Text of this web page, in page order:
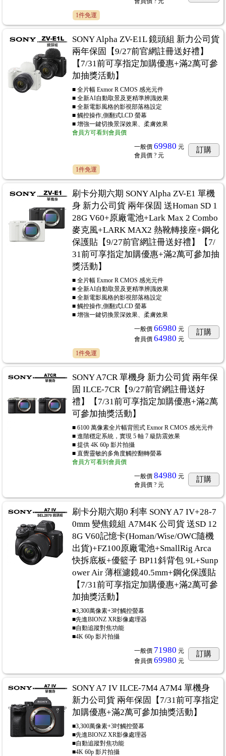
1件免運
SONY Alpha ZV-E1L 鏡頭組 新力公司貨
兩年保固【9/27前官網註冊送好禮】
【7/31前可享指定加購優惠+滿2萬可參
加抽獎活動】
■ 全片幅 Exmor R CMOS 感光元件
■ 全新AI自動取景及更精準辨識效果
■ 全新電影風格的影視部落格設定
■ 觸控操作,側翻式LCD 螢幕
■ 增強一鍵切換景深效果、柔膚效果
會員方可看到會員價
一般價 69980 元
會員價 ? 元
訂購
1件免運
刷卡分期六期 SONY Alpha ZV-E1 單機
身 新力公司貨 兩年保固 送Homan SD 1
28G V60+原廠電池+Lark Max 2 Combo
麥克風+LARK MAX2 熱靴轉接座+鋼化
保護貼【9/27前官網註冊送好禮】【7/
31前可享指定加購優惠+滿2萬可參加抽
獎活動】
■ 全片幅 Exmor R CMOS 感光元件
■ 全新AI自動取景及更精準辨識效果
■ 全新電影風格的影視部落格設定
■ 觸控操作,側翻式LCD 螢幕
■ 增強一鍵切換景深效果、柔膚效果
一般價 66980 元
會員價 64980 元
訂購
1件免運
SONY A7CR 單機身 新力公司貨 兩年保
固 ILCE-7CR【9/27前官網註冊送好
禮】【7/31前可享指定加購優惠+滿2萬
可參加抽獎活動】
■ 6100 萬像素全片幅背照式 Exmor R CMOS 感光元件
■ 進階穩定系統，實現 5 軸 7 級防震效果
■ 提供 4K 60p 影片拍攝
■ 直覺靈敏的多角度觸控翻轉螢幕
會員方可看到會員價
一般價 84980 元
會員價 ? 元
訂購
刷卡分期六期0 利率 SONY A7 IV+28-7
0mm 變焦鏡組 A7M4K 公司貨 送SD 12
8G V60記憶卡(Homan/Wise/OWC隨機
出貨)+FZ100原廠電池+SmallRig Arca
快拆底板+優籃子 BP11斜背包 9L+Sunp
ower Air 薄框濾鏡40.5mm+鋼化保護貼
【7/31前可享指定加購優惠+滿2萬可參
加抽獎活動】
■3,300萬像素+3吋觸控螢幕
■先進BIONZ XR影像處理器
■自動追蹤對焦功能
■4K 60p 影片拍攝
一般價 71980 元
會員價 69980 元
訂購
SONY A7 IV ILCE-7M4 A7M4 單機身
新力公司貨 兩年保固【7/31前可享指定
加購優惠+滿2萬可參加抽獎活動】
■3,300萬像素+3吋觸控螢幕
■先進BIONZ XR影像處理器
■自動追蹤對焦功能
■4K 60p 影片拍攝